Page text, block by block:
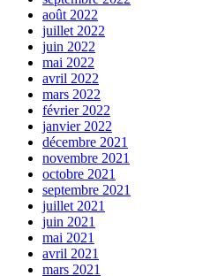
août 2022
juillet 2022
juin 2022
mai 2022
avril 2022
mars 2022
février 2022
janvier 2022
décembre 2021
novembre 2021
octobre 2021
septembre 2021
juillet 2021
juin 2021
mai 2021
avril 2021
mars 2021